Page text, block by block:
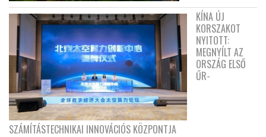
KÍNA ÚJ
KORSZAKOT
NYITOTT:
MEGNYÍLT AZ
ORSZÁG ELSŐ
ŰR-
SZÁMÍTÁSTECHNIKAI INNOVÁCIÓS KÖZPONTJA